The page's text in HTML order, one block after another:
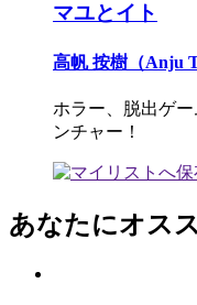
マユとイト
高帆 按樹（Anju
ホラー、脱出ゲ
ンチャー！
あなたにオス